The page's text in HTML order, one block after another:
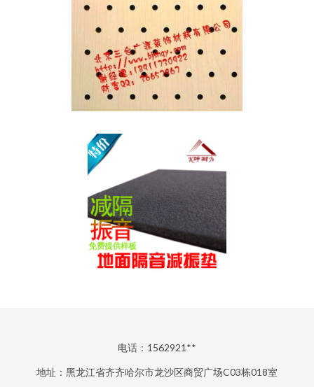
电话：1562921**
地址：黑龙江省齐齐哈尔市龙沙区商贸广场C03栋018室